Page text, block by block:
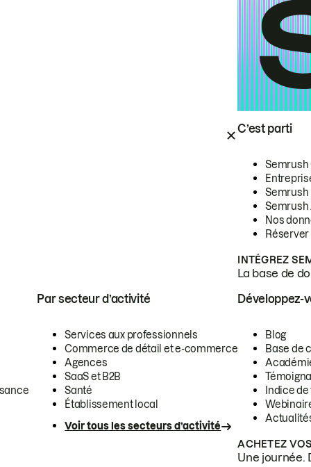
C’est parti
Semrush
Semrush
Semrush
Nos
INTÉGREZ
La base de
Par secteur d’activité
Services aux professionnels
Commerce de détail et e-commerce
Agences
SaaS et B2B
Santé
Établissement local
Voir tous les secteurs d’activité
Développez-
Blog
Base de
Indice
ACHETEZ
Une journée.